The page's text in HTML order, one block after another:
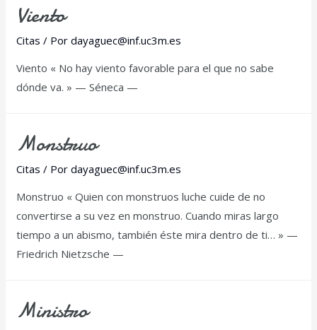
Viento
Citas / Pordayaguec@inf.uc3m.es
Viento « No hay viento favorable para el que no sabe
dónde va. » — Séneca —
Monstruo
Citas / Pordayaguec@inf.uc3m.es
Monstruo « Quien con monstruos luche cuide de no
convertirse a su vez en monstruo. Cuando miras largo
tiempo a un abismo, también éste mira dentro de ti… » —
Friedrich Nietzsche —
Ministro